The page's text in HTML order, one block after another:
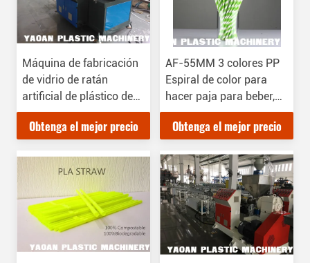
Máquina de fabricación
de vidrio de ratán
artificial de plástico de
alta velocidad
Obtenga el mejor precio
AF-55MM 3 colores PP
Espiral de color para
hacer paja para beber,
máquina de extrusión de
paja para beber PP
Obtenga el mejor precio